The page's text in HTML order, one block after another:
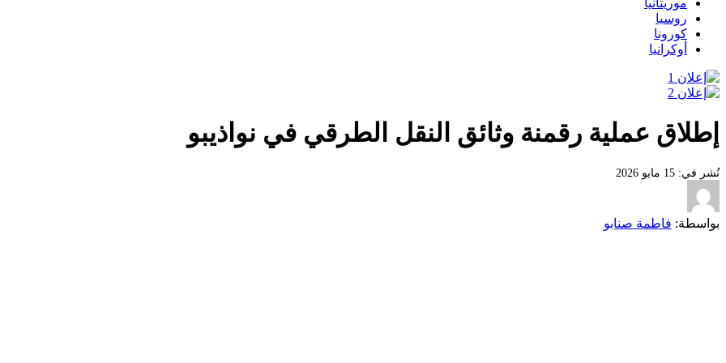
روسيا
كورونا
أوكرانيا
إطلاق عملية رقمنة وثائق النقل الطرقي في نواذيبو
نُشر في: 15 مايو 2026
بواسطة: فاطمة صنابو